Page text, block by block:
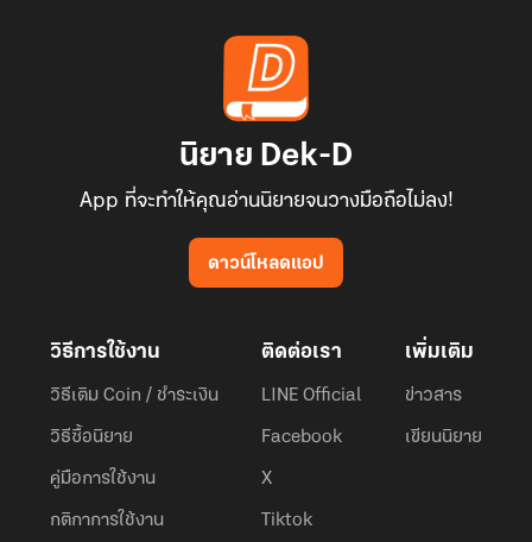
นิยาย Dek-D
App ที่จะทำให้คุณอ่านนิยายจนวางมือถือไม่ลง!
ดาวน์โหลดแอป
วิธีการใช้งาน
วิธีเติม Coin / ชำระเงิน
วิธีซื้อนิยาย
คู่มือการใช้งาน
กติกาการใช้งาน
ติดต่อเรา
LINE Official
Facebook
X
Tiktok
เพิ่มเติม
ข่าวสาร
เขียนนิยาย